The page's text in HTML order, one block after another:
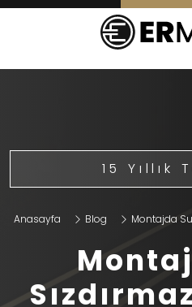
15 Yıllık
Anasayfa Blog Montajda Su